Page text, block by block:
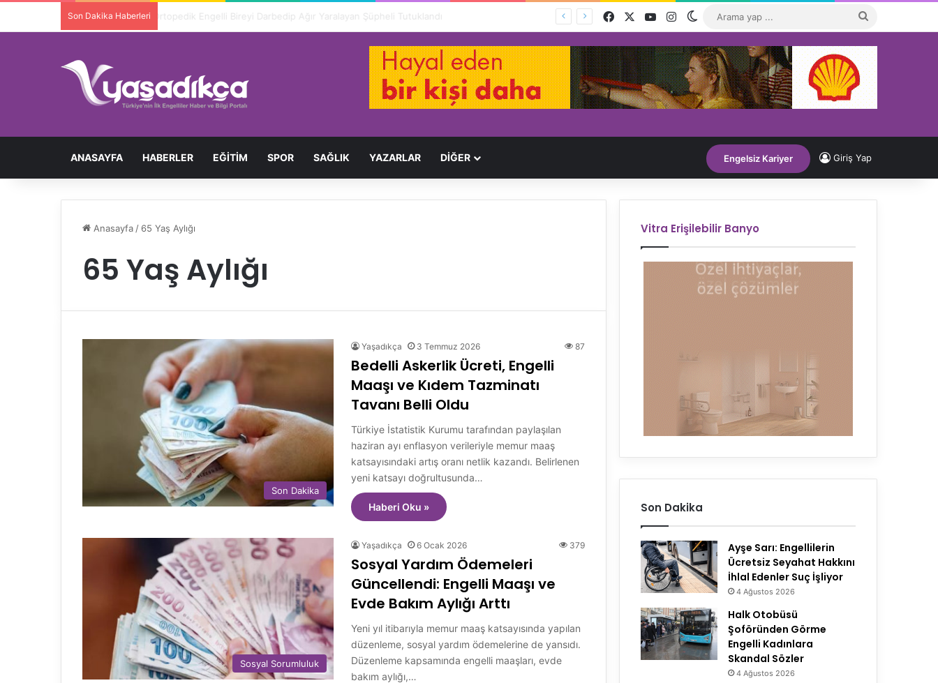
Son Dakika Haberleri Facebook YouTubeInstagramDış görünümü değiştir
...
ANASAYFA HABERLER EĞITIM SPOR SAĞLIK YAZARLAR DİĞER Engelsiz Kariyer Giriş Yap
Anasayfa / 65 Yaş Aylığı
65 Yaş Aylığı
Son Dakika
Yaşadıkça 3 Temmuz 2026 87
Bedelli Askerlik Ücreti, Engelli
Maaşı ve Kıdem Tazminatı
Tavanı Belli Oldu
Türkiye İstatistik Kurumu tarafından paylaşılan
haziran ayı enflasyon verileriyle memur maaş
katsayısındaki artış oranı netlik kazandı. Belirlenen
yeni katsayı doğrultusunda…
Haberi Oku »
Sosyal Sorumluluk
Yaşadıkça 6 Ocak 2026 379
Sosyal Yardım Ödemeleri
Güncellendi: Engelli Maaşı ve
Evde Bakım Aylığı Arttı
Yeni yıl itibarıyla memur maaş katsayısında yapılan
düzenleme, sosyal yardım ödemelerine de yansıdı.
Düzenleme kapsamında engelli maaşları, evde
bakım aylığı,…
Vitra Erişilebilir Banyo
Son Dakika
Ayşe Sarı: Engellilerin
Ücretsiz Seyahat Hakkını
İhlal Edenler Suç İşliyor
4 Ağustos 2026
Halk Otobüsü
Şoföründen Görme
Engelli Kadınlara
Skandal Sözler
4 Ağustos 2026